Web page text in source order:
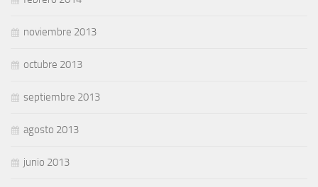
noviembre 2013
octubre 2013
septiembre 2013
agosto 2013
junio 2013